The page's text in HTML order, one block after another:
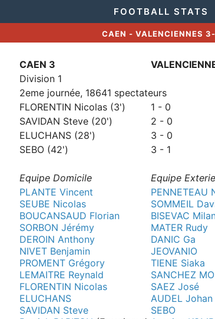
FOOTBALL STATS
CAEN - VALENCIENNES
CAEN 3
Division 1
2eme journée, 18641 spectateurs
FLORENTIN Nicolas (3')
1 - 0
SAVIDAN Steve (20')
2 - 0
ELUCHANS (28')
3 - 0
SEBO (42')
3 - 1
Equipe Domicile
Equipe
PLANTE Vincent
SEUBE Nicolas
BOUCANSAUD Florian
SORBON Jérémy
DEROIN Anthony
NIVET Benjamin
PROMENT Grégory
LEMAITRE Reynald
FLORENTIN Nicolas
ELUCHANS
SAVIDAN Steve
PENNETEAU
SOMMEIL
BISEVAC
MATER Rudy
DANIC Ga
JEOVANIO
TIENE Siaka
SANCHEZ
SAEZ José
AUDEL Johan
SEBO